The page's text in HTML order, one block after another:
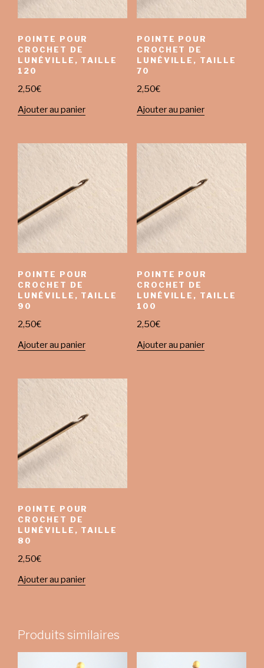
POINTE POUR
CROCHET DE
LUNÉVILLE, TAILLE
120
2,50€
Ajouter au panier
POINTE POUR
CROCHET DE
LUNÉVILLE, TAILLE
70
2,50€
Ajouter au panier
POINTE POUR
CROCHET DE
LUNÉVILLE, TAILLE
90
2,50€
Ajouter au panier
POINTE POUR
CROCHET DE
LUNÉVILLE, TAILLE
100
2,50€
Ajouter au panier
POINTE POUR
CROCHET DE
LUNÉVILLE, TAILLE
80
2,50€
Ajouter au panier
Produits similaires